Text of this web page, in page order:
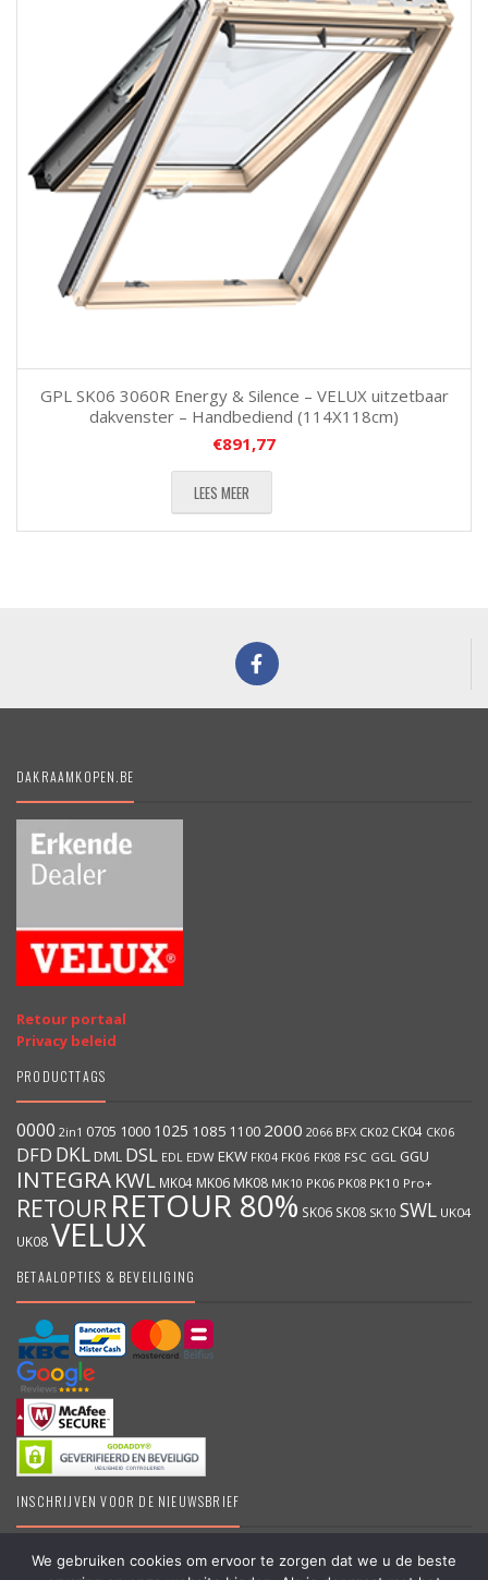
GPL SK06 3060R Energy & Silence – VELUX uitzetbaar
dakvenster – Handbediend (114X118cm)
€891,77
LEES MEER
DAKRAAMKOPEN.BE
Retour portaal
Privacy beleid
PRODUCTTAGS
0000 2in1 0705 1000 1025 1085 1100 2000 2066 BFX CK02 CK04 CK06
DFD DKL DML DSL EDL EDW EKW FK04 FK06 FK08 FSC GGL GGU
INTEGRA KWL MK04 MK06 MK08 MK10 PK06 PK08 PK10 Pro+
RETOUR RETOUR 80% SK06 SK08 SK10 SWL UK04
UK08VELUX
BETAALOPTIES & BEVEILIGING
INSCHRIJVEN VOOR DE NIEUWSBRIEF
We gebruiken cookies om ervoor te zorgen dat we u de beste